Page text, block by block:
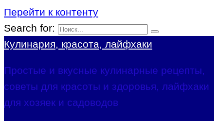
Перейти к контенту
Search for:
Кулинария, красота, лайфхаки
Простые и вкусные кулинарные рецепты,
советы для красоты и здоровья, лайфхаки
для хозяек и садоводов